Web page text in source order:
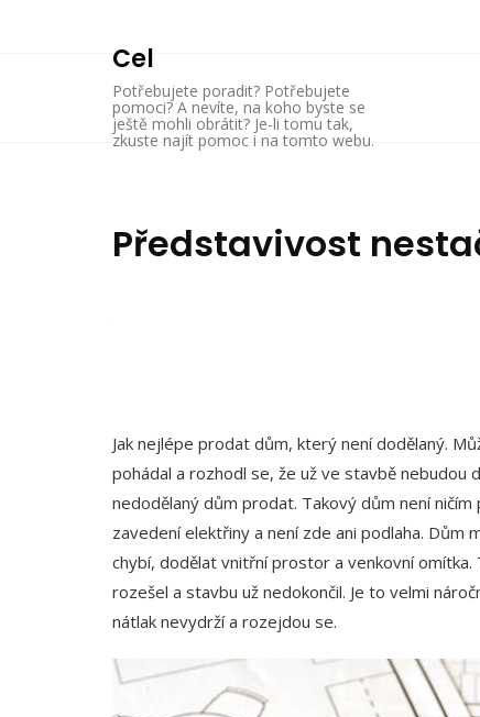
Cel
Potřebujete poradit? Potřebujete
pomoci? A nevíte, na koho byste se
ještě mohli obrátit? Je-li tomu tak,
zkuste najít pomoc i na tomto webu.
Představivost
Jak nejlépe prodat dům, který není dodělaný.
pohádal a rozhodl se, že už ve stavbě
nedodělaný dům prodat. Takový dům není ničím
zavedení elektřiny a není zde ani podlaha. Dům
chybí, dodělat vnitřní prostor a venkovní
rozešel a stavbu už nedokončil. Je to velmi
nátlak nevydrží a rozejdou se.